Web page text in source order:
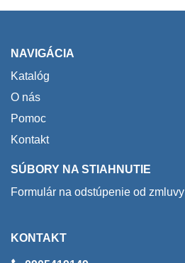
NAVIGÁCIA
Katalóg
O nás
Pomoc
Kontakt
SÚBORY NA STIAHNUTIE
Formulár na odstúpenie od zmluvy
KONTAKT